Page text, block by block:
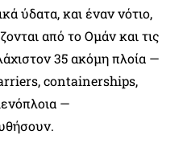
ύδατα, και έναν νότιο,
από το Ομάν και τις
35 ακόμη πλοία —
containerships,
—